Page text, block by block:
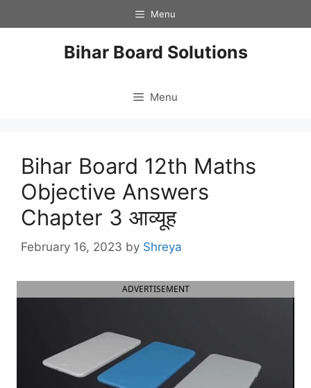
to
Menu
Bihar Board Solutions
Menu
Bihar Board 12th Maths
Objective Answers
Chapter 3 आव्यूह
February 16, 2023 by Shreya
ADVERTISEMENT